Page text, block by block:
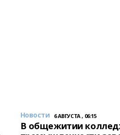
Новости 6 АВГУСТА , 06:15
В общежитии